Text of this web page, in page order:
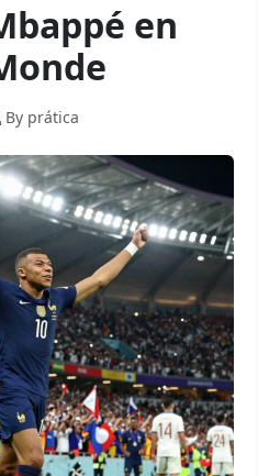
en
By prática